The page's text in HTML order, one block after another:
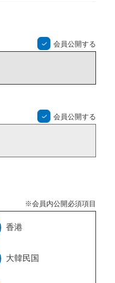
会員公開する
会員公開する
香港
大韓民国
※会員内公開必須項目